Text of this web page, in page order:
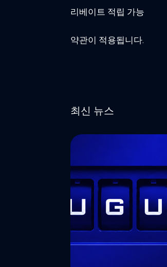
리베이트 적립 가능
약관이 적용됩니다.
최신 뉴스